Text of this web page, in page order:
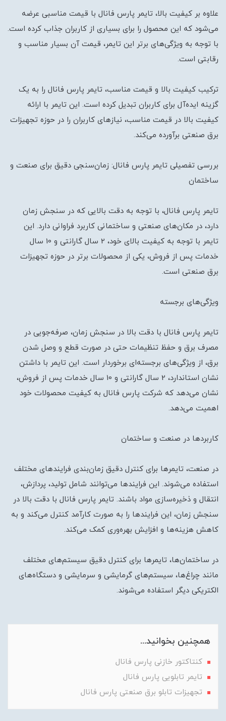
علاوه بر کیفیت بالا، تایمر پارس فانال با قیمت مناسبی عرضه
می‌شود که این محصول را برای بسیاری از کاربران جذاب کرده است.
با توجه به ویژگی‌های برتر این تایمر، قیمت آن بسیار مناسب و
رقابتی است.
ترکیب کیفیت بالا و قیمت مناسب، تایمر پارس فانال را به یک
گزینه ایده‌آل برای کاربران تبدیل کرده است. این تایمر با ارائه
کیفیت بالا در قیمت مناسب، نیازهای کاربران را در حوزه تجهیزات
برق صنعتی برآورده می‌کند.
بررسی تفصیلی تایمر پارس فانال: زمان‌سنجی دقیق برای صنعت و
ساختمان
تایمر پارس فانال، با توجه به دقت بالایی که در سنجش زمان
دارد، در مکان‌های صنعتی و ساختمانی کاربرد فراوانی دارد. این
تایمر با توجه به کیفیت بالای خود، 2 سال گارانتی و 10 سال
خدمات پس از فروش، یکی از محصولات برتر در حوزه تجهیزات
برق صنعتی است.
ویژگی‌های برجسته
تایمر پارس فانال با دقت بالا در سنجش زمان، صرفه‌جویی در
مصرف برق و حفظ تنظیمات حتی در صورت قطع و وصل شدن
برق، از ویژگی‌های برجسته‌ای برخوردار است. این تایمر با داشتن
نشان استاندارد، 2 سال گارانتی و 10 سال خدمات پس از فروش،
نشان می‌دهد که شرکت پارس فانال به کیفیت محصولات خود
اهمیت می‌دهد.
کاربردها در صنعت و ساختمان
در صنعت، تایمر‌ها برای کنترل دقیق زمان‌بندی فرایندهای مختلف
استفاده می‌شوند. این فرایندها می‌توانند شامل تولید، پردازش،
انتقال و ذخیره‌سازی مواد باشند. تایمر پارس فانال با دقت بالا در
سنجش زمان، این فرایندها را به صورت کارآمد کنترل می‌کند و به
کاهش هزینه‌ها و افزایش بهره‌وری کمک می‌کند.
در ساختمان‌ها، تایمر‌ها برای کنترل دقیق سیستم‌های مختلف
مانند چراغ‌ها، سیستم‌های گرمایشی و سرمایشی و دستگاه‌های
الکتریکی دیگر استفاده می‌شوند.
همچنین بخوانید...
کنتاکتور خازنی پارس فانال
تایمر تابلویی پارس فانال
تجهیزات تابلو برق صنعتی پارس فانال